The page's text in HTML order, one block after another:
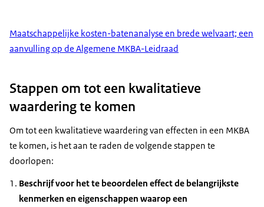
Maatschappelijke kosten-batenanalyse en brede welvaart; een
aanvulling op de Algemene MKBA-Leidraad
Stappen om tot een kwalitatieve
waardering te komen
Om tot een kwalitatieve waardering van effecten in een MKBA
te komen, is het aan te raden de volgende stappen te
doorlopen:
Beschrijf voor het te beoordelen effect de belangrijkste
kenmerken en eigenschappen waarop een